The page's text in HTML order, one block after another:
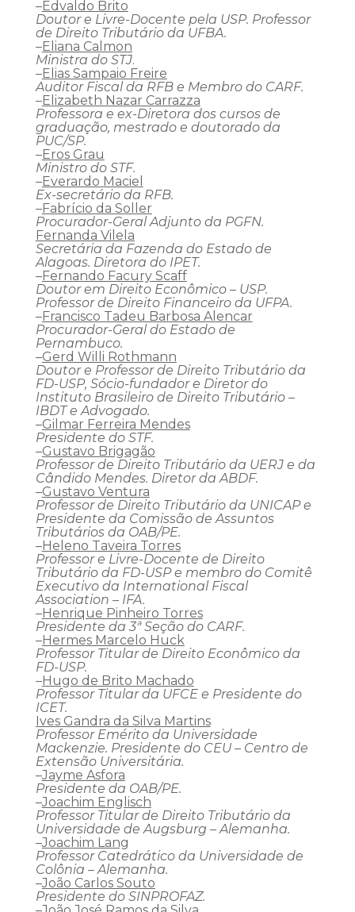
–Edvaldo Brito
Doutor e Livre-Docente pela USP. Professor
de Direito Tributário da UFBA.
–Eliana Calmon
Ministra do STJ.
–Elias Sampaio Freire
Auditor Fiscal da RFB e Membro do CARF.
–Elizabeth Nazar Carrazza
Professora e ex-Diretora dos cursos de
graduação, mestrado e doutorado da
PUC/SP.
–Eros Grau
Ministro do STF.
–Everardo Maciel
Ex-secretário da RFB.
–Fabrício da Soller
Procurador-Geral Adjunto da PGFN.
Fernanda Vilela
Secretária da Fazenda do Estado de
Alagoas. Diretora do IPET.
–Fernando Facury Scaff
Doutor em Direito Econômico – USP.
Professor de Direito Financeiro da UFPA.
–Francisco Tadeu Barbosa Alencar
Procurador-Geral do Estado de
Pernambuco.
–Gerd Willi Rothmann
Doutor e Professor de Direito Tributário da
FD-USP, Sócio-fundador e Diretor do
Instituto Brasileiro de Direito Tributário –
IBDT e Advogado.
–Gilmar Ferreira Mendes
Presidente do STF.
–Gustavo Brigagão
Professor de Direito Tributário da UERJ e da
Cândido Mendes. Diretor da ABDF.
–Gustavo Ventura
Professor de Direito Tributário da UNICAP e
Presidente da Comissão de Assuntos
Tributários da OAB/PE.
–Heleno Taveira Torres
Professor e Livre-Docente de Direito
Tributário da FD-USP e membro do Comitê
Executivo da International Fiscal
Association – IFA.
–Henrique Pinheiro Torres
Presidente da 3ª Seção do CARF.
–Hermes Marcelo Huck
Professor Titular de Direito Econômico da
FD-USP.
–Hugo de Brito Machado
Professor Titular da UFCE e Presidente do
ICET.
Ives Gandra da Silva Martins
Professor Emérito da Universidade
Mackenzie. Presidente do CEU – Centro de
Extensão Universitária.
–Jayme Asfora
Presidente da OAB/PE.
–Joachim Englisch
Professor Titular de Direito Tributário da
Universidade de Augsburg – Alemanha.
–Joachim Lang
Professor Catedrático da Universidade de
Colônia – Alemanha.
–João Carlos Souto
Presidente do SINPROFAZ.